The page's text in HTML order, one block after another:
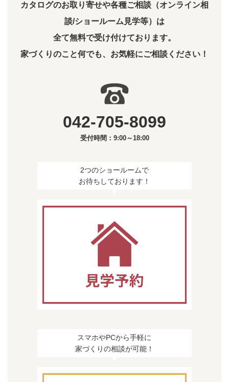
カタログのお取り寄せや各種ご相談（オンライン相
談/ショールーム見学等）は
全て無料で受け付けております。
家づくりのこと何でも、お気軽にご相談ください！
042-705-8099
受付時間：9:00～18:00
2つのショールームで
お待ちしております！
スマホやPCから手軽に
家づくりの相談が可能！